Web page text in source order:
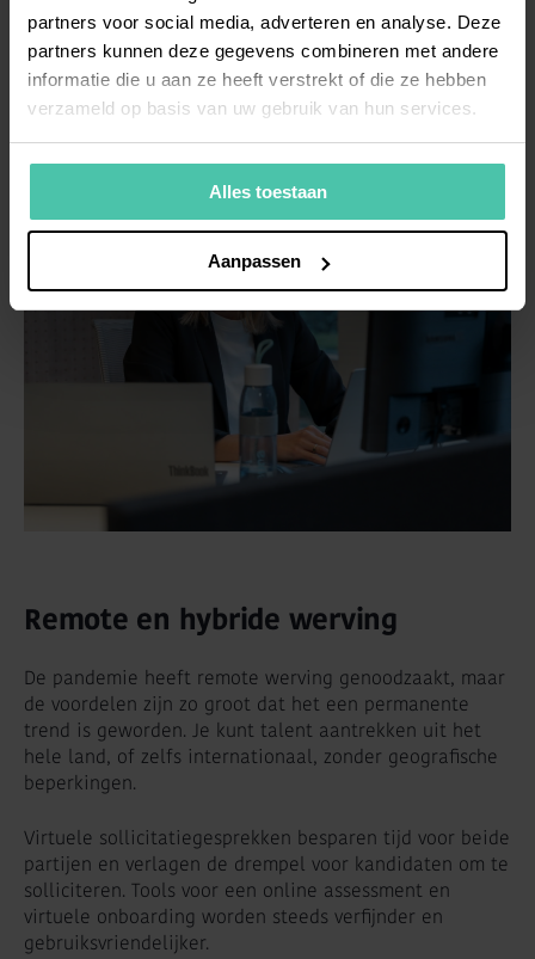
partners voor social media, adverteren en analyse. Deze
partners kunnen deze gegevens combineren met andere
informatie die u aan ze heeft verstrekt of die ze hebben
verzameld op basis van uw gebruik van hun services.
Alles toestaan
Aanpassen
geautomatiseerde follow-up-email houdt deze
connectie warm.
Remote en hybride werving
De pandemie heeft remote werving genoodzaakt, maar
de voordelen zijn zo groot dat het een permanente
trend is geworden. Je kunt talent aantrekken uit het
hele land, of zelfs internationaal, zonder geografische
beperkingen.
Virtuele sollicitatiegesprekken besparen tijd voor beide
partijen en verlagen de drempel voor kandidaten om te
solliciteren. Tools voor een online assessment en
virtuele onboarding worden steeds verfijnder en
gebruiksvriendelijker.